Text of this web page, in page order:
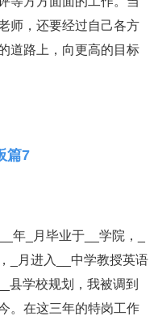
师，还要经过自己各方
道路上，向更高的目标
篇7
年_月毕业于__学院，_
_月进入__中学教授英语
县学校规划，我被调到
。在这三年的特岗工作